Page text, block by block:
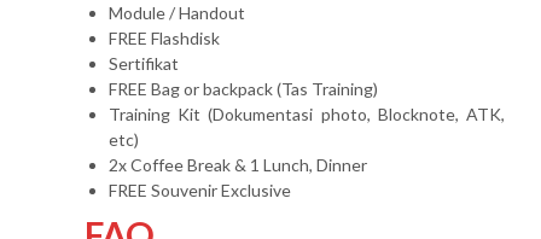
Module / Handout
FREE Flashdisk
Sertifikat
FREE Bag or backpack (Tas Training)
Training Kit (Dokumentasi photo, Blocknote, ATK,
etc)
2x Coffee Break & 1 Lunch, Dinner
FREE Souvenir Exclusive